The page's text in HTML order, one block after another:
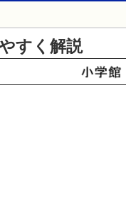
すく解説